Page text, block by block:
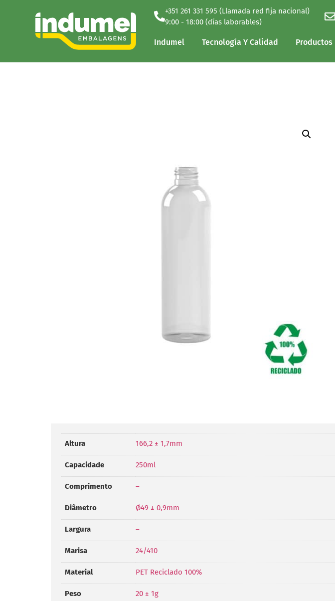
+351 261 331 595 (Llamada red fija nacional)
9:00 - 18:00 (días laborables)
Indumel Tecnología Y Calidad Productos
Indumel Tecnología Y Calidad Productos
Altura 166,2 ± 1,7mm
Capacidade 250ml
Comprimento –
Diâmetro Ø49 ± 0,9mm
Largura –
Marisa 24/410
Material PET Reciclado 100%
Peso 20 ± 1g